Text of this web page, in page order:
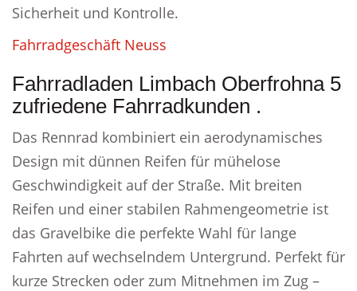
Sicherheit und Kontrolle.
Fahrradgeschäft Neuss
Fahrradladen Limbach Oberfrohna 5
zufriedene Fahrradkunden .
Das Rennrad kombiniert ein aerodynamisches
Design mit dünnen Reifen für mühelose
Geschwindigkeit auf der Straße. Mit breiten
Reifen und einer stabilen Rahmengeometrie ist
das Gravelbike die perfekte Wahl für lange
Fahrten auf wechselndem Untergrund. Perfekt für
kurze Strecken oder zum Mitnehmen im Zug –